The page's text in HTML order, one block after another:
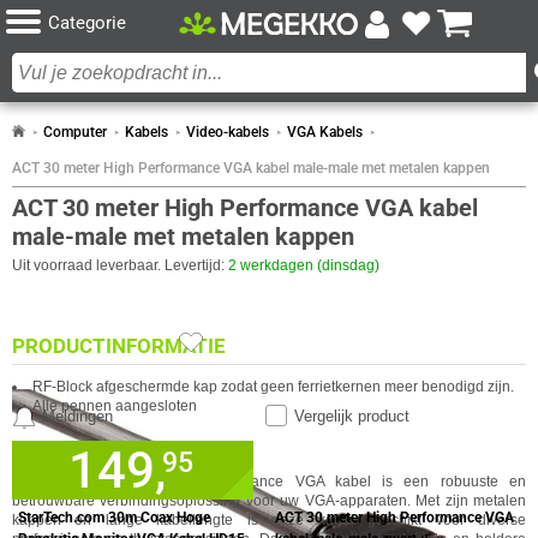
Categorie
Computer Kabels Video-kabels VGA Kabels
ACT 30 meter High Performance VGA kabel male-male met metalen kappen
ACT 30 meter High Performance VGA kabel
male-male met metalen kappen
Uit voorraad leverbaar. Levertijd: 2 werkdagen (dinsdag)
De ACT 30 meter High Performance VGA kabel is een robuuste en
betrouwbare verbindingsoplossing voor uw VGA-apparaten. Met zijn metalen
kappen en lange kabellengte is deze kabel geschikt voor diverse
149,95
✓ 60 maanden garantie!
✓ Achteraf betalen!
Vergelijk product
Meldingen
GA NAAR
SPECIFICATIES
ALGEMEEN
PRODUCTINFORMATIE
RF-Block afgeschermde kap zodat geen ferrietkernen meer benodigd zijn.
Alle pennen aangesloten
VERGELIJKBARE PRODUCTEN
StarTech.com 30m Coax Hoge
ACT 30 meter High Performance VGA